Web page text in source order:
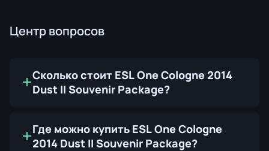
Центр вопросов
Сколько стоит ESL One Cologne 2014
Dust II Souvenir Package?
Где можно купить ESL One Cologne
2014 Dust II Souvenir Package?